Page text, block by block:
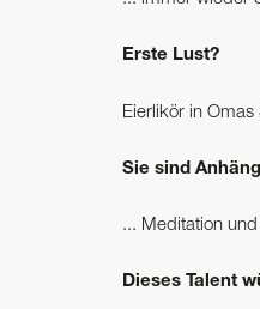
Erste Lust?
Eierlikör in Omas
Sie sind
... Meditation und
Dieses Talent